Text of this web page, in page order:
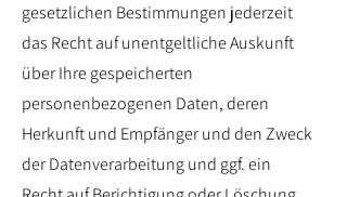
gesetzlichen Bestimmungen jederzeit
das Recht auf unentgeltliche Auskunft
über Ihre gespeicherten
personenbezogenen Daten, deren
Herkunft und Empfänger und den Zweck
der Datenverarbeitung und ggf. ein